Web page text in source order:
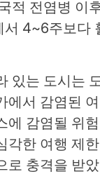
적 전염병 이
서 4~6주보다
있는 도시는
에서 감염된
에 감염될 위
각한 여행 제
로 충격을 받